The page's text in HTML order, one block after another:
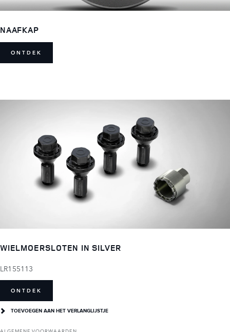
NAAFKAP
ONTDEK
WIELMOERSLOTEN IN SILVER
LR155113
ONTDEK
TOEVOEGEN AAN HET VERLANGLIJSTJE